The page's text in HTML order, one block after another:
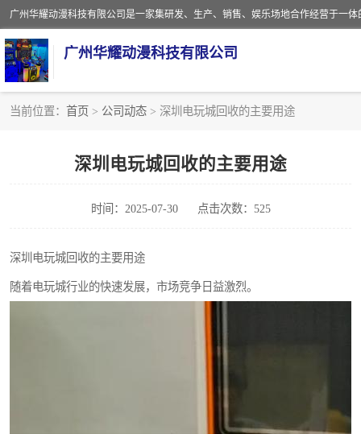
广州华耀动漫科技有限公司
当前位置： 首页 > 公司动态 > 深圳电玩城回收的主要用途
深圳电玩城回收的主要用途
时间：2025-07-30 点击次数：525
深圳电玩城回收的主要用途
随着电玩城行业的快速发展，市场竞争日益激烈。
游戏厅回收